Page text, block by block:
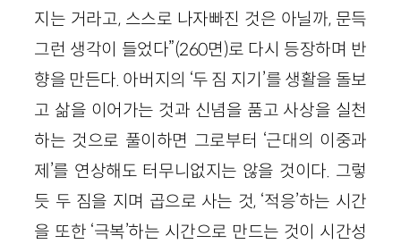
지는 거라고, 스스로 나자빠진 것은 아닐까, 문득
그런 생각이 들었다”(260면)로 다시 등장하며 반
향을 만든다. 아버지의 ‘두 짐 지기’를 생활을 돌보
고 삶을 이어가는 것과 신념을 품고 사상을 실천
하는 것으로 풀이하면 그로부터 ‘근대의 이중과
제’를 연상해도 터무니없지는 않을 것이다. 그렇
듯 두 짐을 지며 곱으로 사는 것, ‘적응’하는 시간
을 또한 ‘극복’하는 시간으로 만드는 것이 시간성